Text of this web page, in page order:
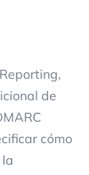
de
cómo